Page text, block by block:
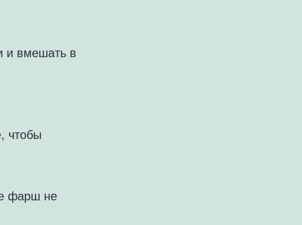
и вмешать в
чтобы
фарш не